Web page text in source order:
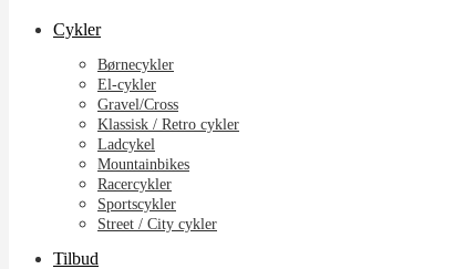
Cykler
Børnecykler
El-cykler
Gravel/Cross
Klassisk / Retro cykler
Ladcykel
Mountainbikes
Racercykler
Sportscykler
Street / City cykler
Tilbud